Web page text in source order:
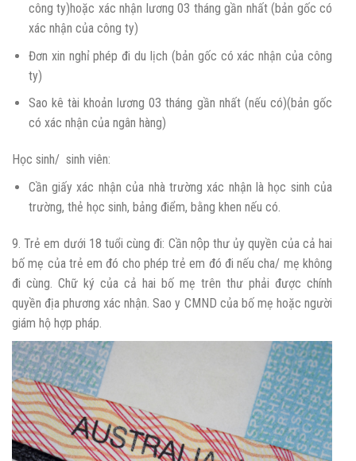
công ty)hoặc xác nhận lương 03 tháng gần nhất (bản gốc có
xác nhận của công ty)
Đơn xin nghỉ phép đi du lịch (bản gốc có xác nhận của công
ty)
Sao kê tài khoản lương 03 tháng gần nhất (nếu có)(bản gốc
có xác nhận của ngân hàng)
Học sinh/ sinh viên:
Cần giấy xác nhận của nhà trường xác nhận là học sinh của
trường, thẻ học sinh, bảng điểm, bằng khen nếu có.
9. Trẻ em dưới 18 tuổi cùng đi: Cần nộp thư ủy quyền của cả hai
bố mẹ của trẻ em đó cho phép trẻ em đó đi nếu cha/ mẹ không
đi cùng. Chữ ký của cả hai bố mẹ trên thư phải được chính
quyền địa phương xác nhận. Sao y CMND của bố mẹ hoặc người
giám hộ hợp pháp.